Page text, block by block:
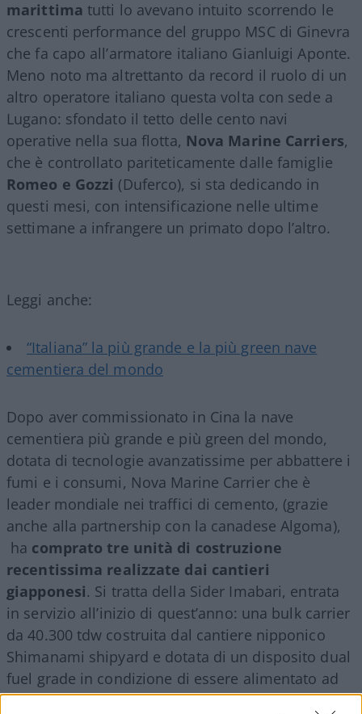
marittima tutti lo avevano intuito scorrendo le
crescenti performance del gruppo MSC di Ginevra
che fa capo all’armatore italiano Gianluigi Aponte.
Meno noto ma altrettanto da record il ruolo di un
altro operatore italiano questa volta con sede a
Lugano: sfondato il tetto delle cento navi
operative nella sua flotta, Nova Marine Carriers,
che è controllato pariteticamente dalle famiglie
Romeo e Gozzi (Duferco), si sta dedicando in
questi mesi, con intensificazione nelle ultime
settimane a infrangere un primato dopo l’altro.
Leggi anche:
“Italiana” la più grande e la più green nave
cementiera del mondo
Dopo aver commissionato in Cina la nave
cementiera più grande e più green del mondo,
dotata di tecnologie avanzatissime per abbattere i
fumi e i consumi, Nova Marine Carrier che è
leader mondiale nei traffici di cemento, (grazie
anche alla partnership con la canadese Algoma),
ha comprato tre unità di costruzione
recentissima realizzate dai cantieri
giapponesi. Si tratta della Sider Imabari, entrata
in servizio all’inizio di quest’anno: una bulk carrier
da 40.300 tdw costruita dal cantiere nipponico
Shimanami shipyard e dotata di un disposito dual
fuel grade in condizione di essere alimentato ad
ammonia. Inoltre, la Sider Miramare, 39.172 dwt,